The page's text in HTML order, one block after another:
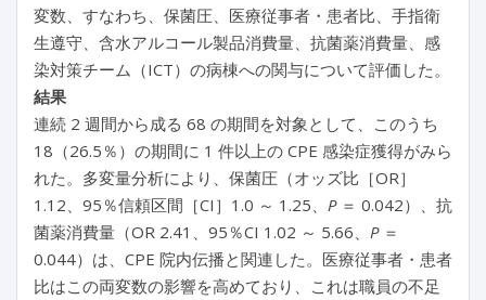
変数、すなわち、保菌圧、医療従事者・患者比、手指衛
生遵守、含水アルコール製品消費量、抗菌薬消費量、感
染対策チーム（ICT）の病棟への関与について評価した。
結果
連続 2 週間から成る 68 の期間を対象として、このうち
18（26.5％）の期間に 1 件以上の CPE 感染症獲得がみら
れた。多変量分析により、保菌圧（オッズ比［OR］
1.12、95％信頼区間［CI］1.0 ～ 1.25、 P＝ 0.042）、抗
菌薬消費量（OR 2.41、95％CI 1.02 ～ 5.66、 P＝
0.044）は、CPE 院内伝播と関連した。医療従事者・患者
比はこの両変数の影響を高めており、これは職員の不足